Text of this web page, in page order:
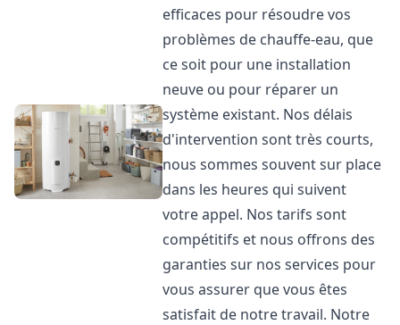
efficaces pour résoudre vos
problèmes de chauffe-eau, que
ce soit pour une installation
neuve ou pour réparer un
système existant. Nos délais
d'intervention sont très courts,
nous sommes souvent sur place
dans les heures qui suivent
votre appel. Nos tarifs sont
compétitifs et nous offrons des
garanties sur nos services pour
vous assurer que vous êtes
satisfait de notre travail. Notre